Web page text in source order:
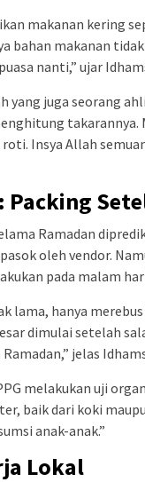
makanan kering
bahan makanan
nanti,” ujar
yang juga seorang
takarannya.
Insya Allah
Packing
Ramadan
oleh vendor.
pada malam
lama, hanya
dimulai setelah
jelas
melakukan uji
baik dari koki
anak-anak.”
Lokal